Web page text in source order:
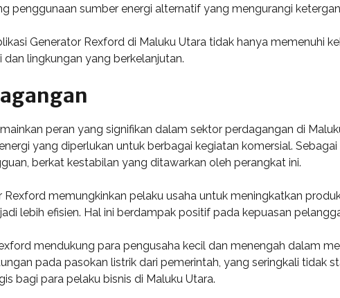
penggunaan sumber energi alternatif yang mengurangi
Generator Rexford di Maluku Utara tidak hanya memenuhi
lingkungan yang berkelanjutan.
peran yang signifikan dalam sektor perdagangan di
yang diperlukan untuk berbagai kegiatan komersial.
berkat kestabilan yang ditawarkan oleh perangkat ini.
Rexford memungkinkan pelaku usaha untuk meningkatkan
lebih efisien. Hal ini berdampak positif pada kepuasan
mendukung para pengusaha kecil dan menengah dalam
pada pasokan listrik dari pemerintah, yang seringkali tidak
bagi para pelaku bisnis di Maluku Utara.